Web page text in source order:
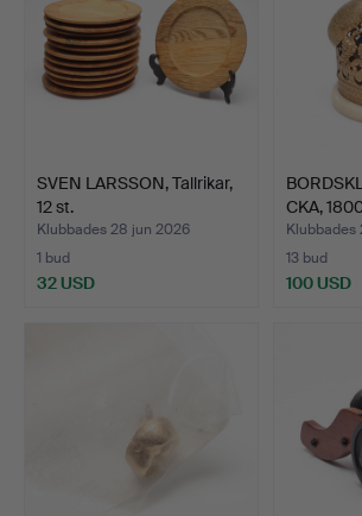
SVEN LARSSON, Tallrikar,
12 st.
Klubbades 28 jun 2026
1 bud
32 USD
CKA,
Klubbades
13 bud
100 USD